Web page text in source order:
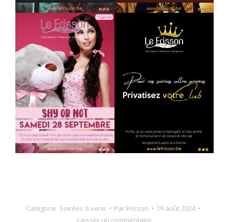
Catégorie Soirées à venir Par Frisson
19 août 2024
Laisser un commentaire